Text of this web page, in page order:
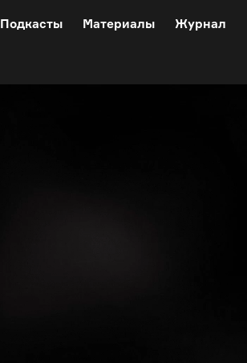
Подкасты Материалы Журнал
Видеоистория русской культуры